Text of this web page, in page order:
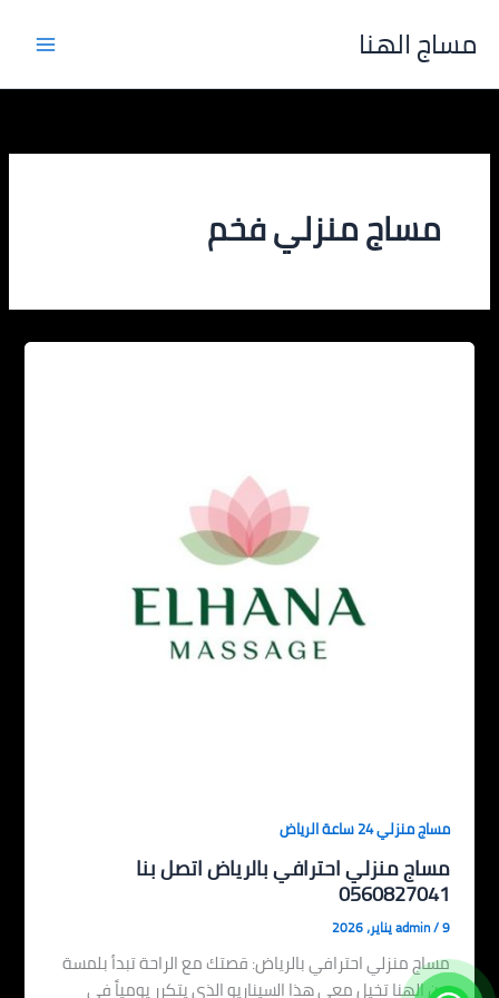
مساج الهنا
مساج منزلي فخم
مساج منزلي 24 ساعة الرياض
مساج منزلي احترافي بالرياض اتصل بنا
0560827041
admin/9 يناير، 2026
مساج منزلي احترافي بالرياض: قصتك مع الراحة تبدأ بلمسة
من الهنا تخيل معي هذا السيناريو الذي يتكرر يومياً في